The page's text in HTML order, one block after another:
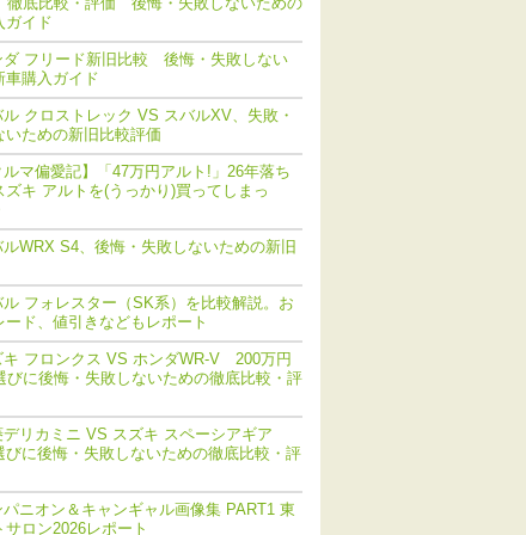
ガイド
ダ フリード新旧比較 後悔・失敗しない
車購入ガイド
ル クロストレック VS スバルXV、失敗・
いための新旧比較評価
ルマ偏愛記】「47万円アルト!」26年落ち
ズキ アルトを(うっかり)買ってしまっ
ルWRX S4、後悔・失敗しないための新旧
ル フォレスター（SK系）を比較解説。お
ード、値引きなどもレポート
キ フロンクス VS ホンダWR-V 200万円
びに後悔・失敗しないための徹底比較・評
デリカミニ VS スズキ スペーシアギア
びに後悔・失敗しないための徹底比較・評
パニオン＆キャンギャル画像集 PART1 東
サロン2026レポート